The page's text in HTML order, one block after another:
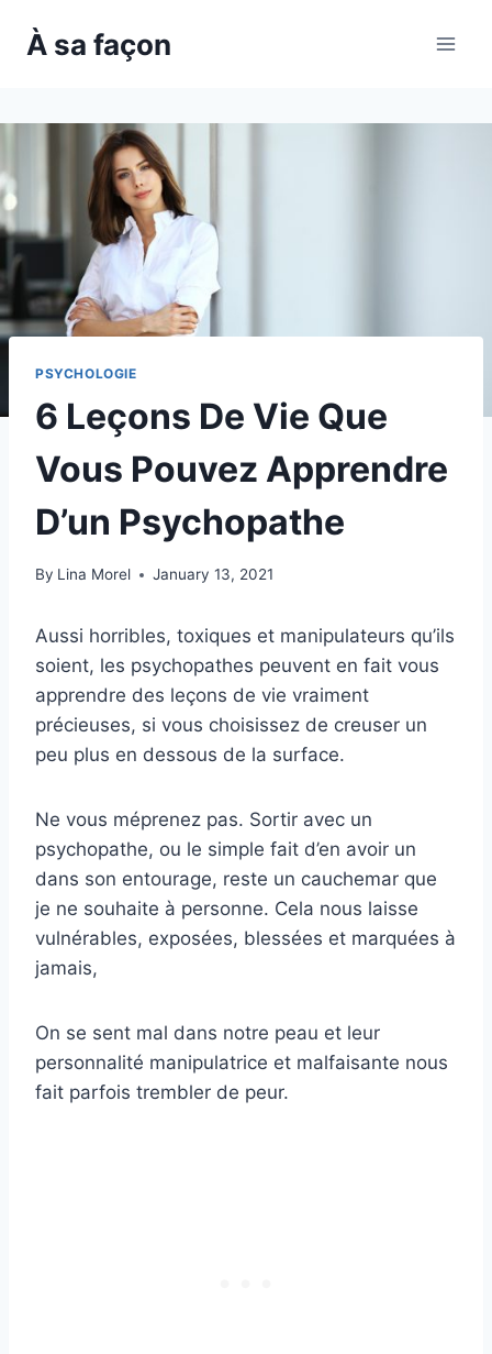
À sa façon
PSYCHOLOGIE
6 Leçons De Vie Que
Vous Pouvez Apprendre
D’un Psychopathe
By Lina Morel January 13, 2021
Aussi horribles, toxiques et manipulateurs qu’ils
soient, les psychopathes peuvent en fait vous
apprendre des leçons de vie vraiment
précieuses, si vous choisissez de creuser un
peu plus en dessous de la surface.
Ne vous méprenez pas. Sortir avec un
psychopathe, ou le simple fait d’en avoir un
dans son entourage, reste un cauchemar que
je ne souhaite à personne. Cela nous laisse
vulnérables, exposées, blessées et marquées à
jamais,
On se sent mal dans notre peau et leur
personnalité manipulatrice et malfaisante nous
fait parfois trembler de peur.